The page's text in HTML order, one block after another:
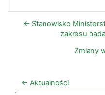
← Stanowisko
zakresu
Zmiany
← Aktualności